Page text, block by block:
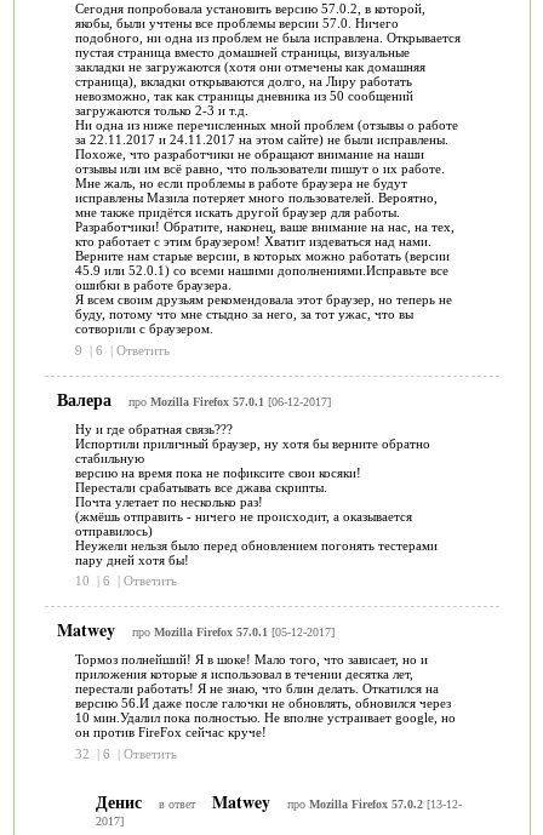
Сегодня попробовала установить версию 57.0.2, в которой,
якобы, были учтены все проблемы версии 57.0. Ничего
подобного, ни одна из проблем не была исправлена. Открывается
пустая страница вместо домашней страницы, визуальные
закладки не загружаются (хотя они отмечены как домашняя
страница), вкладки открываются долго, на Лиру работать
невозможно, так как страницы дневника из 50 сообщений
загружаются только 2-3 и т.д.
Ни одна из ниже перечисленных мной проблем (отзывы о работе
за 22.11.2017 и 24.11.2017 на этом сайте) не были исправлены.
Похоже, что разработчики не обращают внимание на наши
отзывы или им всё равно, что пользователи пишут о их работе.
Мне жаль, но если проблемы в работе браузера не будут
исправлены Мазила потеряет много пользователей. Вероятно,
мне также придётся искать другой браузер для работы.
Разработчики! Обратите, наконец, ваше внимание на нас, на тех,
кто работает с этим браузером! Хватит издеваться над нами.
Верните нам старые версии, в которых можно работать (версии
45.9 или 52.0.1) со всеми нашими дополнениями.Исправьте все
ошибки в работе браузера.
Я всем своим друзьям рекомендовала этот браузер, но теперь не
буду, потому что мне стыдно за него, за тот ужас, что вы
сотворили с браузером.
9
| 6 | Ответить
Валера про Mozilla Firefox 57.0.1 [06-12-2017]
Ну и где обратная связь???
Испортили приличный браузер, ну хотя бы верните обратно
стабильную
версию на время пока не пофиксите свои косяки!
Перестали срабатывать все джава скрипты.
Почта улетает по несколько раз!
(жмёшь отправить - ничего не происходит, а оказывается
отправилось)
Неужели нельзя было перед обновлением погонять тестерами
пару дней хотя бы!
10
| 6 | Ответить
Matwey про Mozilla Firefox 57.0.1 [05-12-2017]
Тормоз полнейший! Я в шоке! Мало того, что зависает, но и
приложения которые я использовал в течении десятка лет,
перестали работать! Я не знаю, что блин делать. Откатился на
версию 56.И даже после галочки не обновлять, обновился через
10 мин.Удалил пока полностью. Не вполне устраивает google, но
он против FireFox сейчас круче!
32
| 6 | Ответить
Денис в ответ Matwey про Mozilla Firefox 57.0.2[13-12-
2017]